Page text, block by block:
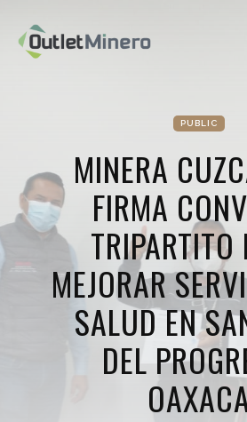
PUBLIC
MINERA
FIRMA
TRIPARTITO
MEJORAR
SALUD EN
DEL